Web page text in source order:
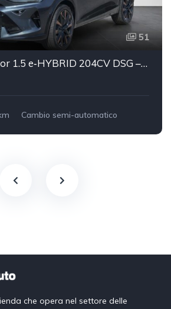
51
Cupra Formentor 1.5 e‑HYBRID 204CV DSG –PLUG IN- PACCHETTO LUCI, ANTIFURTO - PREZZO REALE
Cambio semi-automatico
che opera nel settore delle